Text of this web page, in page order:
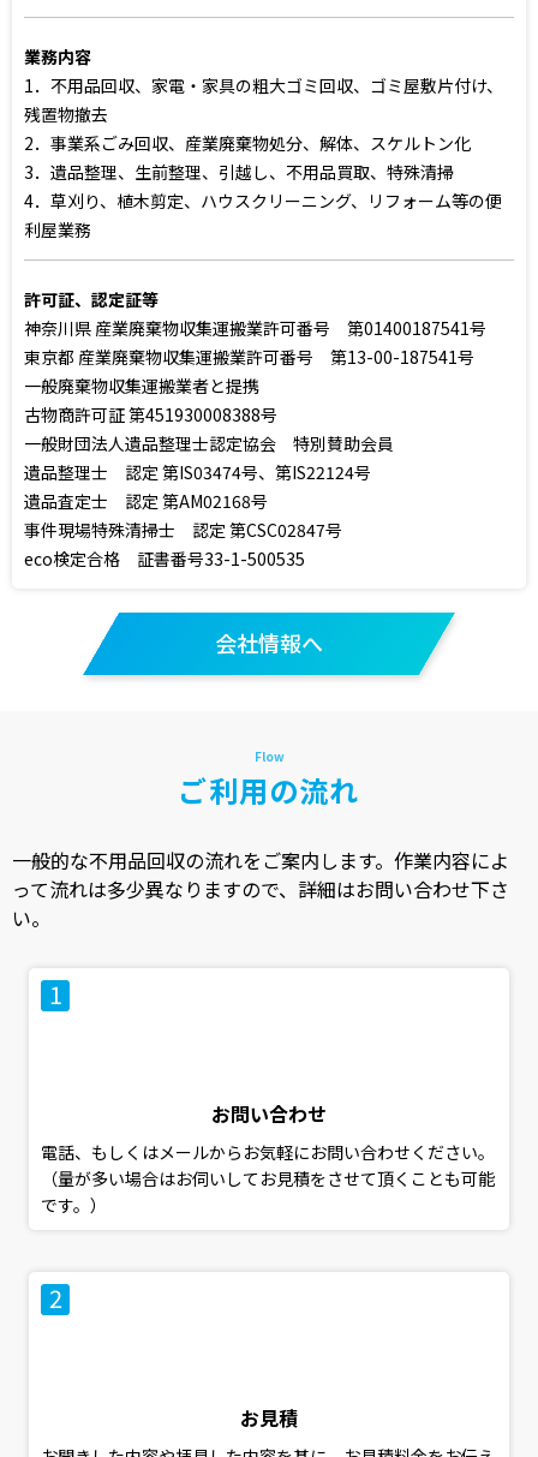
業務内容
1．不用品回収、家電・家具の粗大ゴミ回収、ゴミ屋敷片付け、
残置物撤去
2．事業系ごみ回収、産業廃棄物処分、解体、スケルトン化
3．遺品整理、生前整理、引越し、不用品買取、特殊清掃
4．草刈り、植木剪定、ハウスクリーニング、リフォーム等の便
利屋業務
許可証、認定証等
神奈川県 産業廃棄物収集運搬業許可番号 第01400187541号
東京都 産業廃棄物収集運搬業許可番号 第13-00-187541号
一般廃棄物収集運搬業者と提携
古物商許可証 第451930008388号
一般財団法人遺品整理士認定協会 特別賛助会員
遺品整理士 認定 第IS03474号、第IS22124号
遺品査定士 認定 第AM02168号
事件現場特殊清掃士 認定 第CSC02847号
eco検定合格 証書番号33-1-500535
会社情報へ
ご利用の流れ
一般的な不用品回収の流れをご案内します。作業内容によ
って流れは多少異なりますので、詳細はお問い合わせ下さ
い。
お問い合わせ
電話、もしくはメールからお気軽にお問い合わせください。
（量が多い場合はお伺いしてお見積をさせて頂くことも可能
です。）
お見積